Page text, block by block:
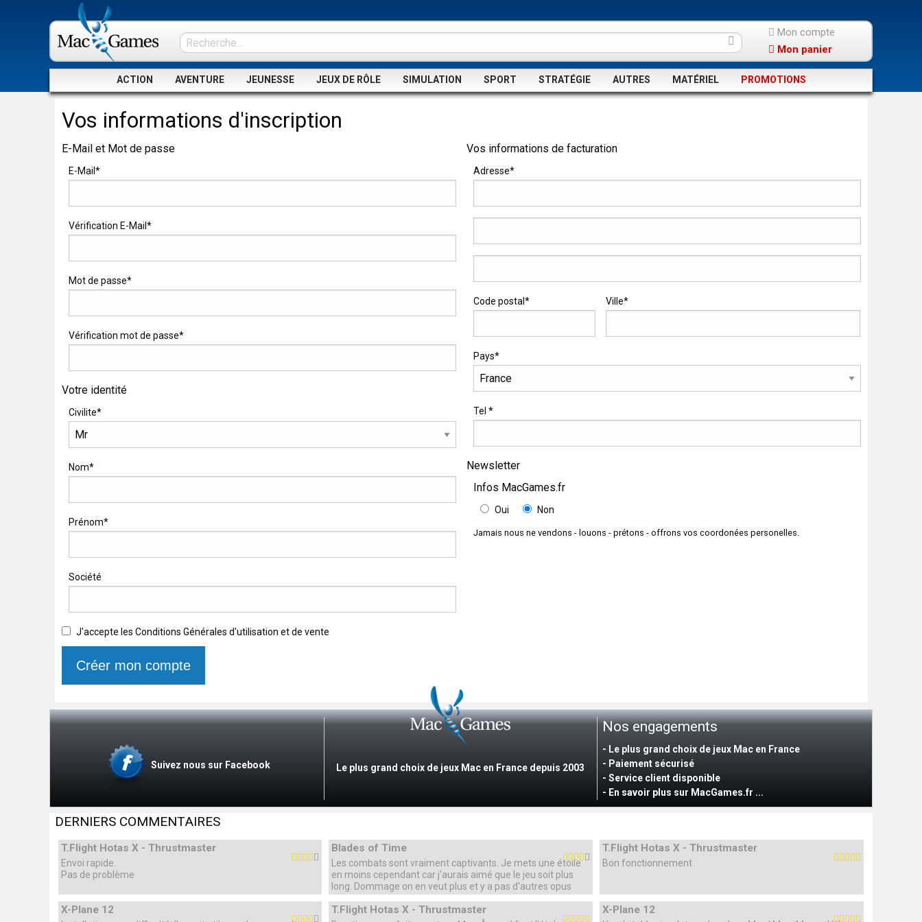
Mon compte
Mon panier
ACTION AVENTURE JEUNESSE JEUX DE RÔLE SIMULATION SPORT STRATÉGIE AUTRES MATÉRIEL PROMOTIONS
Vos informations d'inscription
E-Mail et Mot de passe
E-Mail*
Vérification E-Mail*
Mot de passe*
Vérification mot de passe*
Votre identité
Civilite*
Nom*
Prénom*
Société
Vos informations de facturation
Adresse*
Code postal* Ville*
Pays*
Tel *
Newsletter
Infos MacGames.fr
Oui Non
Jamais nous ne vendons - louons - prétons - offrons vos coordonées personelles.
J'accepte les Conditions Générales d'utilisation et de vente
Suivez nous sur Facebook Le plus grand choix de jeux Mac en France depuis 2003
Nos engagements
- Le plus grand choix de jeux Mac en France
- Paiement sécurisé
- Service client disponible
- En savoir plus sur MacGames.fr ...
DERNIERS COMMENTAIRES
T.Flight Hotas X - Thrustmaster
Envoi rapide.
Pas de problème
Blades of Time
Les combats sont vraiment captivants. Je mets une étoile
en moins cependant car j'aurais aimé que le jeu soit plus
long. Dommage on en veut plus et y a pas d'autres opus
T.Flight Hotas X - Thrustmaster
Bon fonctionnement
X-Plane 12 T.Flight Hotas X - Thrustmaster X-Plane 12